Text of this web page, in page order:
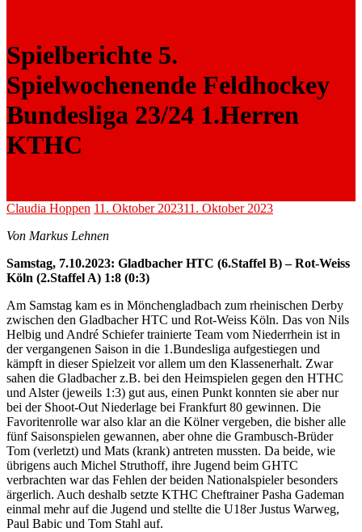
Spielberichte 5.
Spielwochenende Feldhockey
Bundesliga 23/24 1.Herren
KTHC
Claudia Hoppen 11. Oktober 202311. Oktober 2023
Von Markus Lehnen
Samstag, 7.10.2023: Gladbacher HTC (6.Staffel B) – Rot-Weiss
Köln (2.Staffel A) 1:8 (0:3)
Am Samstag kam es in Mönchengladbach zum rheinischen Derby
zwischen den Gladbacher HTC und Rot-Weiss Köln. Das von Nils
Helbig und André Schiefer trainierte Team vom Niederrhein ist in
der vergangenen Saison in die 1.Bundesliga aufgestiegen und
kämpft in dieser Spielzeit vor allem um den Klassenerhalt. Zwar
sahen die Gladbacher z.B. bei den Heimspielen gegen den HTHC
und Alster (jeweils 1:3) gut aus, einen Punkt konnten sie aber nur
bei der Shoot-Out Niederlage bei Frankfurt 80 gewinnen. Die
Favoritenrolle war also klar an die Kölner vergeben, die bisher alle
fünf Saisonspielen gewannen, aber ohne die Grambusch-Brüder
Tom (verletzt) und Mats (krank) antreten mussten. Da beide, wie
übrigens auch Michel Struthoff, ihre Jugend beim GHTC
verbrachten war das Fehlen der beiden Nationalspieler besonders
ärgerlich. Auch deshalb setzte KTHC Cheftrainer Pasha Gademan
einmal mehr auf die Jugend und stellte die U18er Justus Warweg,
Paul Babic und Tom Stahl auf.